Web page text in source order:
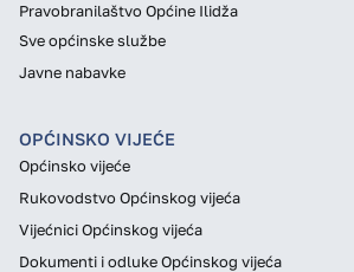
Pravobranilaštvo Općine Ilidža
Sve općinske službe
Javne nabavke
OPĆINSKO VIJEĆE
Općinsko vijeće
Rukovodstvo Općinskog vijeća
Vijećnici Općinskog vijeća
Dokumenti i odluke Općinskog vijeća